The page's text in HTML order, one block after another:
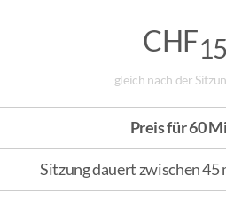
CHF
gleich nach der
Preis für 60
Sitzung dauert zwischen 45